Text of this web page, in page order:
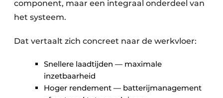
component, maar een integraal onderdeel van
het systeem.
Dat vertaalt zich concreet naar de werkvloer:
Snellere laadtijden — maximale
inzetbaarheid
Hoger rendement — batterijmanagement